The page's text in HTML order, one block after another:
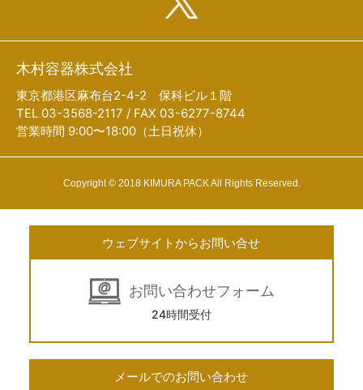
木村容器株式会社
東京都港区麻布台2-4-2 保科ビル１階
TEL 03-3568-2117 / FAX 03-6277-8744
営業時間 9:00〜18:00（土日祝休）
Copyright © 2018 KIMURA PACK All Rights Reserved.
ウェブサイトからお問い合せ
お問い合わせフォーム
24時間受付
メールでのお問い合わせ